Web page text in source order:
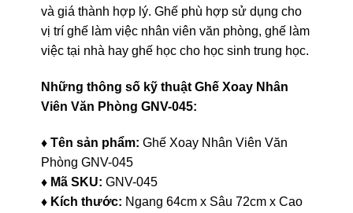
và giá thành hợp lý. Ghế phù hợp sử dụng cho
vị trí ghế làm việc nhân viên văn phòng, ghế làm
việc tại nhà hay ghế học cho học sinh trung học.
Những thông số kỹ thuật Ghế Xoay Nhân
Viên Văn Phòng GNV-045:
♦ Tên sản phẩm: Ghế Xoay Nhân Viên Văn
Phòng GNV-045
♦ Mã SKU: GNV-045
♦ Kích thước: Ngang 64cm x Sâu 72cm x Cao